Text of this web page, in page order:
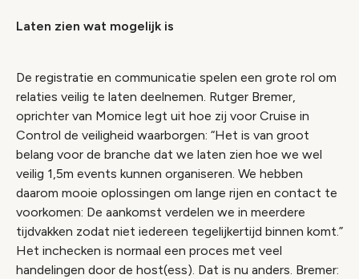
Laten zien wat mogelijk is
De registratie en communicatie spelen een grote rol om
relaties veilig te laten deelnemen. Rutger Bremer,
oprichter van Momice legt uit hoe zij voor Cruise in
Control de veiligheid waarborgen: “Het is van groot
belang voor de branche dat we laten zien hoe we wel
veilig 1,5m events kunnen organiseren. We hebben
daarom mooie oplossingen om lange rijen en contact te
voorkomen: De aankomst verdelen we in meerdere
tijdvakken zodat niet iedereen tegelijkertijd binnen komt.”
Het inchecken is normaal een proces met veel
handelingen door de host(ess). Dat is nu anders. Bremer: